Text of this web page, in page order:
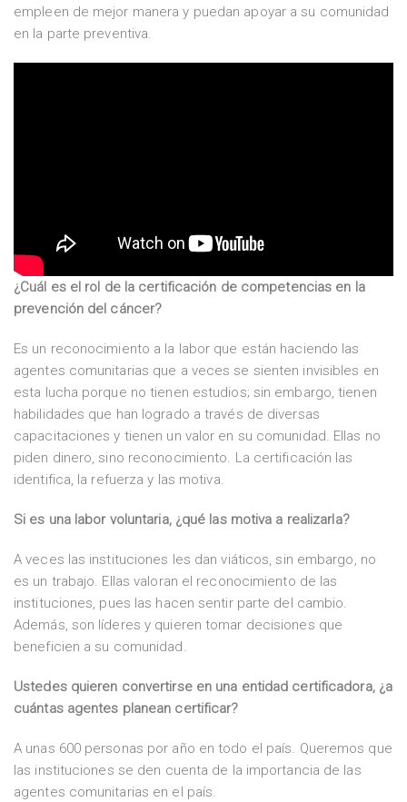
empleen de mejor manera y puedan apoyar a su comunidad
en la parte preventiva.
¿Cuál es el rol de la certificación de competencias en la
prevención del cáncer?
Es un reconocimiento a la labor que están haciendo las
agentes comunitarias que a veces se sienten invisibles en
esta lucha porque no tienen estudios; sin embargo, tienen
habilidades que han logrado a través de diversas
capacitaciones y tienen un valor en su comunidad. Ellas no
piden dinero, sino reconocimiento. La certificación las
identifica, la refuerza y las motiva.
Si es una labor voluntaria, ¿qué las motiva a realizarla?
A veces las instituciones les dan viáticos, sin embargo, no
es un trabajo. Ellas valoran el reconocimiento de las
instituciones, pues las hacen sentir parte del cambio.
Además, son líderes y quieren tomar decisiones que
beneficien a su comunidad.
Ustedes quieren convertirse en una entidad certificadora, ¿a
cuántas agentes planean certificar?
A unas 600 personas por año en todo el país. Queremos que
las instituciones se den cuenta de la importancia de las
agentes comunitarias en el país.